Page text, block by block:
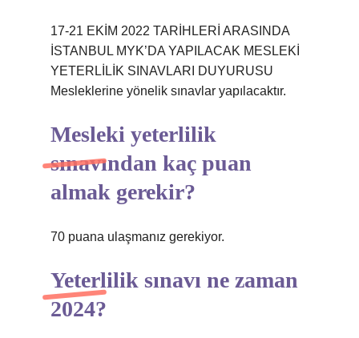
17-21 EKİM 2022 TARİHLERİ ARASINDA
İSTANBUL MYK’DA YAPILACAK MESLEKİ
YETERLİLİK SINAVLARI DUYURUSU
Mesleklerine yönelik sınavlar yapılacaktır.
Mesleki yeterlilik
sınavından kaç puan
almak gerekir?
70 puana ulaşmanız gerekiyor.
Yeterlilik sınavı ne zaman
2024?